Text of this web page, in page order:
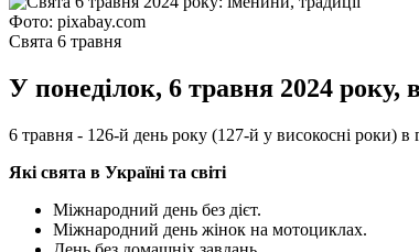
Фото: pixabay.com
Свята 6 травня
У понеділок, 6 травня 2024 року,
6 травня - 126-й день року (127-й у високосні роки) в
Які свята в Україні та світі
Міжнародний день без дієт.
Міжнародний день жінок на мотоциклах.